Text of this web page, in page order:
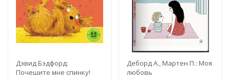
Дэвид Бэдфорд:
Почешите мне спинку!
Деборд А., Мартен П.: Моя
любовь